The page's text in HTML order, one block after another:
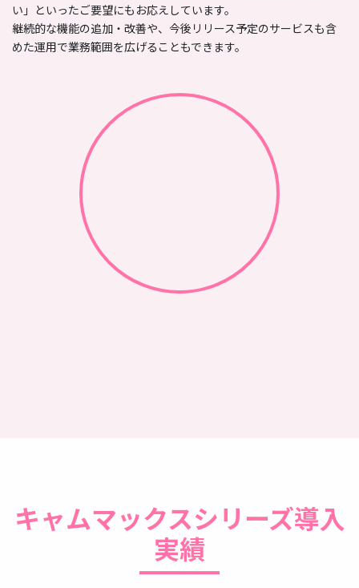
い」といったご要望にもお応えしています。
継続的な機能の追加・改善や、今後リリース予定のサービスも含
めた運用で業務範囲を広げることもできます。
キャムマックスシリーズ導入
実績